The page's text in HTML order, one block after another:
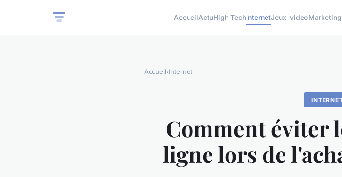
AccueilActuHigh TechInternetJeux-videoMarketing
Accueil›Internet
Comment éviter
ligne lors de